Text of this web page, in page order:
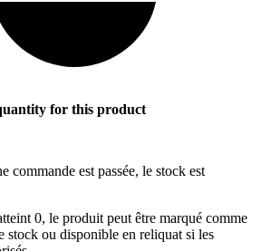
for this product
commande est passée, le stock est
0, le produit peut être marqué comme
stock ou disponible en reliquat si les